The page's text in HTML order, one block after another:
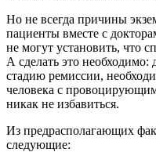
Но не всегда причины
пациенты вместе с
не могут установить, что
А сделать это необходимо:
стадию ремиссии,
человека с
никак не избавиться.
Из предрасполагающих
следующие: